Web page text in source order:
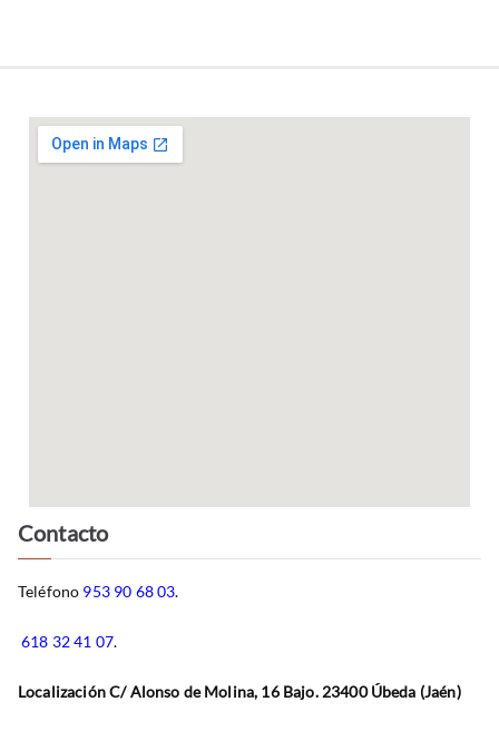
Contacto
Teléfono 953 90 68 03.
618 32 41 07.
Localización C/ Alonso de Molina, 16 Bajo. 23400 Úbeda (Jaén)